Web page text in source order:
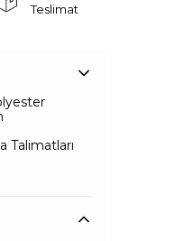
Teslimat
Talimatları